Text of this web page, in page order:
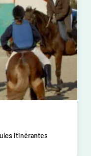
itinérantes